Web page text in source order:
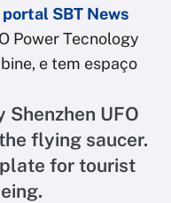
SBT News
Power Tecnology
e tem espaço
Shenzhen UFO
flying saucer.
for tourist